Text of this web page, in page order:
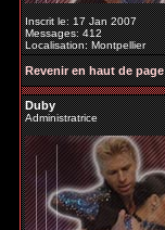
Inscrit le: 17 Jan 2007
Messages: 412
Localisation: Montpellier
Revenir en haut de page
Duby
Administratrice